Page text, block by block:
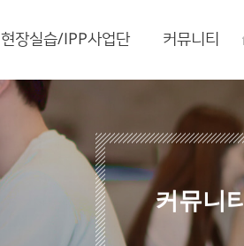
현장실습/IPP사업단 커뮤니티
커뮤니티